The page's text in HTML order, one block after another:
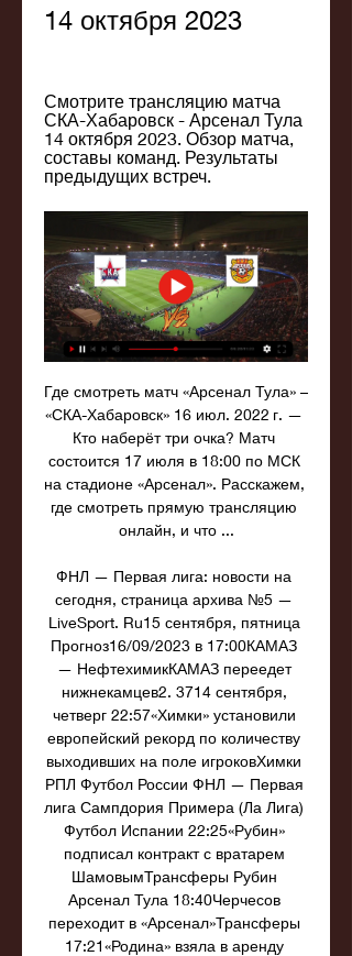
14 октября 2023
Смотрите трансляцию матча
СКА-Хабаровск - Арсенал Тула
14 октября 2023. Обзор матча,
составы команд. Результаты
предыдущих встреч.
Где смотреть матч «Арсенал Тула» –
«СКА-Хабаровск» 16 июл. 2022 г. —
Кто наберёт три очка? Матч
состоится 17 июля в 18:00 по МСК
на стадионе «Арсенал». Расскажем,
где смотреть прямую трансляцию
онлайн, и что ...
ФНЛ — Первая лига: новости на
сегодня, страница архива №5 —
LiveSport. Ru15 сентября, пятница
Прогноз16/09/2023 в 17:00КАМАЗ
— НефтехимикКАМАЗ переедет
нижнекамцев2. 3714 сентября,
четверг 22:57«Химки» установили
европейский рекорд по количеству
выходивших на поле игроковХимки
РПЛ Футбол России ФНЛ — Первая
лига Сампдория Примера (Ла Лига)
Футбол Испании 22:25«Рубин»
подписал контракт с вратарем
ШамовымТрансферы Рубин
Арсенал Тула 18:40Черчесов
переходит в «Арсенал»Трансферы
17:21«Родина» взяла в аренду